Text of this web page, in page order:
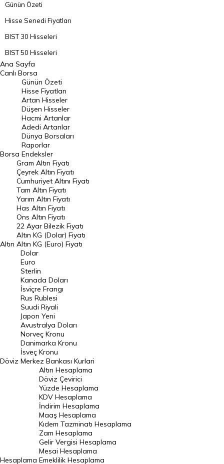
Günün Özeti
Hisse Senedi Fiyatları
BIST 30 Hisseleri
BIST 50 Hisseleri
BIST 100 Hisseleri
En Çok Artan Hisseler
En Çok Düşen Hisseler
Hacmi Artanlar
Geçmiş Kapanışlar
Dünya Borsaları
Raporlar
Endeksler
DÖVİZ
Döviz Kuru
Dolar Kuru
Euro Kuru
Pound Kuru
Frank Kuru
Riyal Kuru
Avustralya Doları
Danimarka Kronu Kuru
Kanada Doları Kuru
Norveç Kronu Kuru
İsveç Kronu Kuru
Japon Yeni Kuru
Serbest Piyasa Döviz Kurları
Merkez Bankası Döviz Kurları
Ana Sayfa
Canlı Borsa
Borsa
Günün Özeti
Hisse Fiyatları
Artan Hisseler
Düşen Hisseler
Hacmi Artanlar
Adedi Artanlar
Dünya Borsaları
Raporlar
Endeksler
Altın
Gram Altın Fiyatı
Çeyrek Altın Fiyatı
Cumhuriyet Altını Fiyatı
Tam Altın Fiyatı
Yarım Altın Fiyatı
Has Altın Fiyatı
Ons Altın Fiyatı
22 Ayar Bilezik Fiyatı
Altın KG (Dolar) Fiyatı
Altın KG (Euro) Fiyatı
Döviz
Dolar
Euro
Sterlin
Kanada Doları
İsviçre Frangı
Rus Rublesi
Suudi Riyali
Japon Yeni
Avustralya Doları
Norveç Kronu
Danimarka Kronu
İsveç Kronu
Merkez Bankası Kurlari
Hesaplama
Altın Hesaplama
Döviz Çevirici
Yüzde Hesaplama
KDV Hesaplama
İndirim Hesaplama
Maaş Hesaplama
Kıdem Tazminatı Hesaplama
Zam Hesaplama
Gelir Vergisi Hesaplama
Mesai Hesaplama
Emeklilik Hesaplama